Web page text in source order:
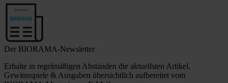
Der BIORAMA-Newsletter
Erhalte in regelmäßigen Abständen die aktuellsten Artikel,
Gewinnspiele & Ausgaben übersichtlich aufbereitet vom